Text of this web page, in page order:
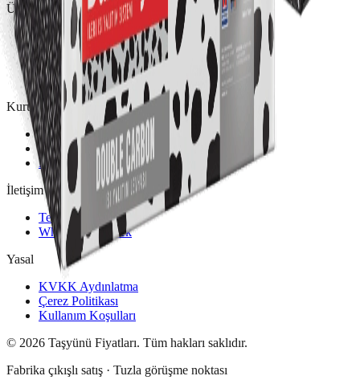
Ürünler
Hesap Makinesi
Ürün Kataloğu
Taşyünü Levha
EPS Levha
Kurumsal
Hakkımızda
Görüşme Noktası
Markalar
İletişim
Telefon · WhatsApp
WhatsApp Destek
Yasal
KVKK Aydınlatma
Çerez Politikası
Kullanım Koşulları
© 2026 Taşyünü Fiyatları. Tüm hakları saklıdır.
Fabrika çıkışlı satış · Tuzla görüşme noktası